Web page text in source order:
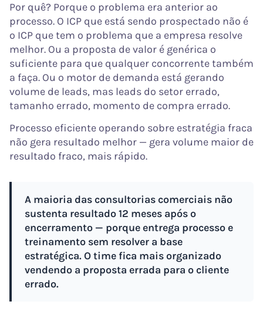
Por quê? Porque o problema era anterior ao
processo. O ICP que está sendo prospectado não é
o ICP que tem o problema que a empresa resolve
melhor. Ou a proposta de valor é genérica o
suficiente para que qualquer concorrente também
a faça. Ou o motor de demanda está gerando
volume de leads, mas leads do setor errado,
tamanho errado, momento de compra errado.
Processo eficiente operando sobre estratégia fraca
não gera resultado melhor — gera volume maior de
resultado fraco, mais rápido.
A maioria das consultorias comerciais não
sustenta resultado 12 meses após o
encerramento — porque entrega processo e
treinamento sem resolver a base
estratégica. O time fica mais organizado
vendendo a proposta errada para o cliente
errado.